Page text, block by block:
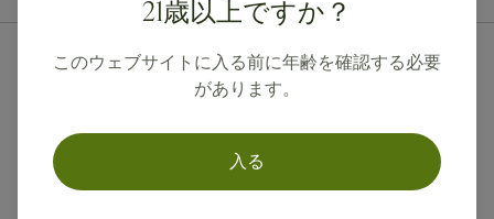
21歳以上ですか？
このウェブサイトに入る前に年齢を確認する必要
があります。
入る